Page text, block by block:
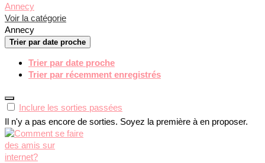
Annecy
Voir la catégorie
Annecy
Trier par date proche
Trier par date proche
Trier par récemment enregistrés
Inclure les sorties passées
Il n'y a pas encore de sorties. Soyez la première à en proposer.